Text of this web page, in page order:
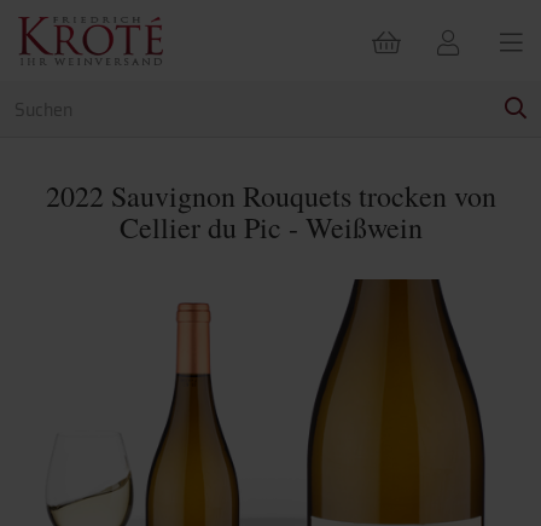
2022 Sauvignon Rouquets trocken von
Cellier du Pic - Weißwein